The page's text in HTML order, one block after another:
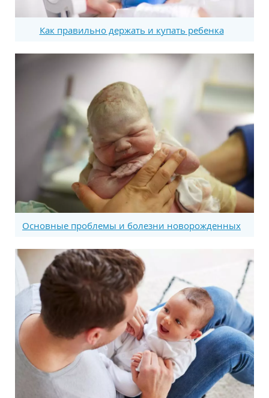
Как правильно держать и купать ребенка
Основные проблемы и болезни новорожденных